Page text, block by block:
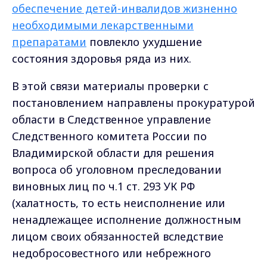
обеспечение детей-инвалидов жизненно
необходимыми лекарственными
препаратами повлекло ухудшение
состояния здоровья ряда из них.
В этой связи материалы проверки с
постановлением направлены прокуратурой
области в Следственное управление
Следственного комитета России по
Владимирской области для решения
вопроса об уголовном преследовании
виновных лиц по ч.1 ст. 293 УК РФ
(халатность, то есть неисполнение или
ненадлежащее исполнение должностным
лицом своих обязанностей вследствие
недобросовестного или небрежного